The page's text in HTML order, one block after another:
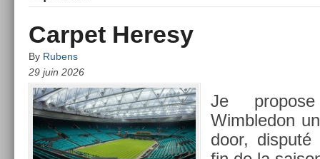
Carpet Heresy
By Rubens
29 juin 2026
Je
Wimbledon
door,